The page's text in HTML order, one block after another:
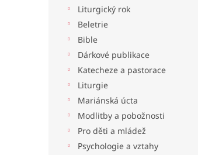
Liturgický rok
Beletrie
Bible
Dárkové publikace
Katecheze a pastorace
Liturgie
Mariánská úcta
Modlitby a pobožnosti
Pro děti a mládež
Psychologie a vztahy